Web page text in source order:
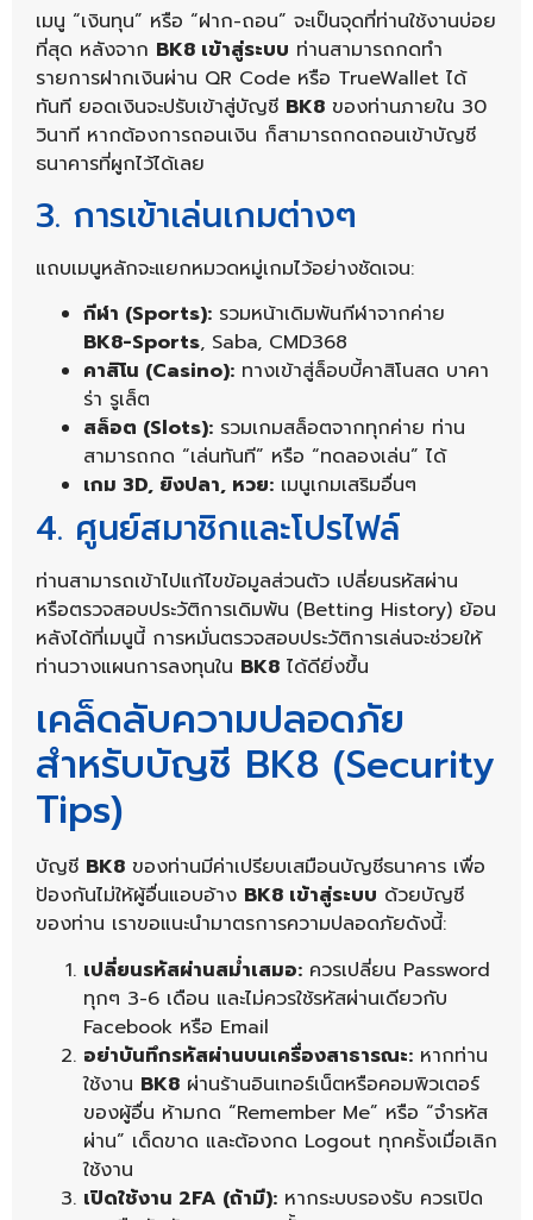
เมนู “เงินทุน” หรือ “ฝาก-ถอน” จะเป็นจุดที่ท่านใช้งานบ่อย
ที่สุด หลังจาก BK8 เข้าสู่ระบบ ท่านสามารถกดทำ
รายการฝากเงินผ่าน QR Code หรือ TrueWallet ได้
ทันที ยอดเงินจะปรับเข้าสู่บัญชี BK8 ของท่านภายใน 30
วินาที หากต้องการถอนเงิน ก็สามารถกดถอนเข้าบัญชี
ธนาคารที่ผูกไว้ได้เลย
3. การเข้าเล่นเกมต่างๆ
แถบเมนูหลักจะแยกหมวดหมู่เกมไว้อย่างชัดเจน:
กีฬา (Sports): รวมหน้าเดิมพันกีฬาจากค่าย
BK8-Sports, Saba, CMD368
คาสิโน (Casino): ทางเข้าสู่ล็อบบี้คาสิโนสด บาคา
ร่า รูเล็ต
สล็อต (Slots): รวมเกมสล็อตจากทุกค่าย ท่าน
สามารถกด “เล่นทันที” หรือ “ทดลองเล่น” ได้
เกม 3D, ยิงปลา, หวย: เมนูเกมเสริมอื่นๆ
4. ศูนย์สมาชิกและโปรไฟล์
ท่านสามารถเข้าไปแก้ไขข้อมูลส่วนตัว เปลี่ยนรหัสผ่าน
หรือตรวจสอบประวัติการเดิมพัน (Betting History) ย้อน
หลังได้ที่เมนูนี้ การหมั่นตรวจสอบประวัติการเล่นจะช่วยให้
ท่านวางแผนการลงทุนใน BK8 ได้ดียิ่งขึ้น
เคล็ดลับความปลอดภัย
สำหรับบัญชี BK8 (Security
Tips)
บัญชี BK8 ของท่านมีค่าเปรียบเสมือนบัญชีธนาคาร เพื่อ
ป้องกันไม่ให้ผู้อื่นแอบอ้าง BK8 เข้าสู่ระบบ ด้วยบัญชี
ของท่าน เราขอแนะนำมาตรการความปลอดภัยดังนี้:
เปลี่ยนรหัสผ่านสม่ำเสมอ: ควรเปลี่ยน Password
ทุกๆ 3-6 เดือน และไม่ควรใช้รหัสผ่านเดียวกับ
Facebook หรือ Email
อย่าบันทึกรหัสผ่านบนเครื่องสาธารณะ: หากท่าน
ใช้งาน BK8 ผ่านร้านอินเทอร์เน็ตหรือคอมพิวเตอร์
ของผู้อื่น ห้ามกด “Remember Me” หรือ “จำรหัส
ผ่าน” เด็ดขาด และต้องกด Logout ทุกครั้งเมื่อเลิก
ใช้งาน
เปิดใช้งาน 2FA (ถ้ามี): หากระบบรองรับ ควรเปิด